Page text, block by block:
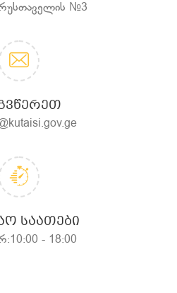
რუსთაველის №3
ᲡᲐᲐᲗᲔᲑᲘ
- 18:00